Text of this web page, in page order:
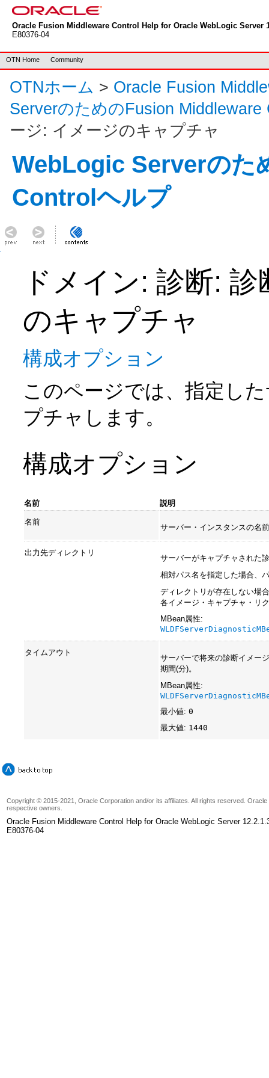
Oracle Fusion Middleware Control Help for Oracle WebLogic Server
E80376-04
OTN Home Community
OTNホーム > Oracle Fusion
ServerのためのFusion Middleware
ージ: イメージのキャプチャ
WebLogic Serverのた
Controlヘルプ
ドメイン: 診断:
のキャプチャ
構成オプション
このページでは、指定し
プチャします。
構成オプション
名前 説明
名前
サーバー・インスタンスの名
出力先ディレクトリ
サーバーがキャプチャされた
相対パス名を指定した場合、
ディレクトリが存在しない場
各イメージ・キャプチャ・リ
MBean属性:
タイムアウト
サーバーで将来の診断イメー
期間(分)。
MBean属性:
最小値: 0
最大値: 1440
Copyright © 2015-2021, Oracle Corporation and/or its affiliates. All rights reserved.
respective owners.
Oracle Fusion Middleware Control Help for Oracle WebLogic Server
E80376-04